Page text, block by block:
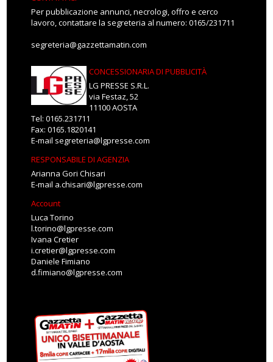
Per pubblicazione annunci, necrologi, offro e cerco
lavoro, contattare la segreteria al numero: 0165/231711
segreteria@gazzettamatin.com
CONCESSIONARIA DI PUBBLICITÀ
LG PRESSE S.R.L.
via Festaz, 52
11100 AOSTA
Tel: 0165.231711
Fax: 0165.1820141
E-mail segreteria@lgpresse.com
RESPONSABILE DI AGENZIA
Arianna Gori Chisari
E-mail a.chisari@lgpresse.com
Account
Luca Torino
l.torino@lgpresse.com
Ivana Cretier
i.cretier@lgpresse.com
Daniele Fimiano
d.fimiano@lgpresse.com